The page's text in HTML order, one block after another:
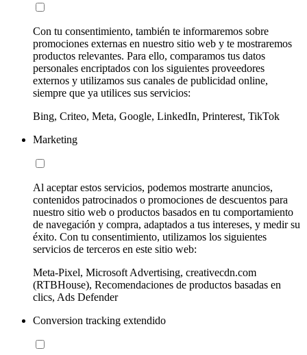
Con tu consentimiento, también te informaremos sobre
promociones externas en nuestro sitio web y te mostraremos
productos relevantes. Para ello, comparamos tus datos
personales encriptados con los siguientes proveedores
externos y utilizamos sus canales de publicidad online,
siempre que ya utilices sus servicios:
Bing, Criteo, Meta, Google, LinkedIn, Printerest, TikTok
Marketing
Al aceptar estos servicios, podemos mostrarte anuncios,
contenidos patrocinados o promociones de descuentos para
nuestro sitio web o productos basados en tu comportamiento
de navegación y compra, adaptados a tus intereses, y medir su
éxito. Con tu consentimiento, utilizamos los siguientes
servicios de terceros en este sitio web:
Meta-Pixel, Microsoft Advertising, creativecdn.com
(RTBHouse), Recomendaciones de productos basadas en
clics, Ads Defender
Conversion tracking extendido